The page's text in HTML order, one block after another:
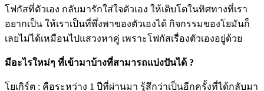
โฟกัสที่ตัวเอง กลับมารักใส่ใจตัวเอง ให้เติบโตในทิศทางที่เรา
อยากเป็น ให้เราเป็นที่พึ่งพาของตัวเองได้ กิจกรรมของโยมันก็
เลยไม่ได้เหมือนไปแสวงหาคู่ เพราะโฟกัสเรื่องตัวเองอยู่ด้วย
มีอะไรใหม่ๆ ที่เข้ามาบ้างที่สามารถแบ่งปันได้ ?
โยเกิร์ต : คือระหว่าง 1 ปีที่ผ่านมา รู้สึกว่าเป็นอีกครั้งที่ได้กลับมา